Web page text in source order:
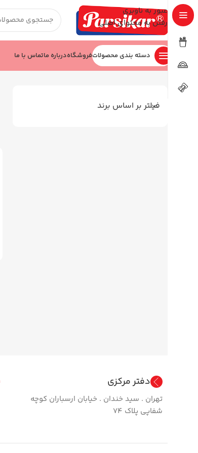
عبور به ناوبری
رفتن به محتوای اصلی
دسته بندی محصولاتفروشگاهدرباره ماتماس با ما
خانه کودک شن جادویی
فیلتر بر اساس برند
دفتر مرکزی
تهران . سید خندان . خیابان ارسباران کوچه
شفاپی پلاک ۷۴